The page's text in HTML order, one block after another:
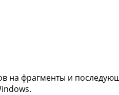
на фрагменты и